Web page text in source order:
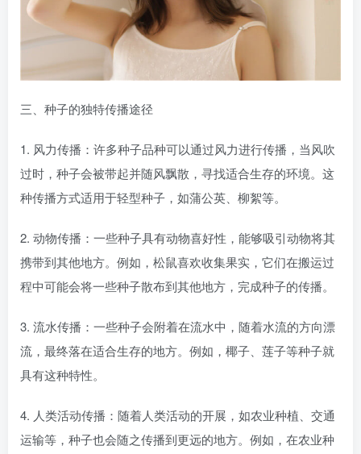
三、种子的独特传播途径
1. 风力传播：许多种子品种可以通过风力进行传播，当风吹
过时，种子会被带起并随风飘散，寻找适合生存的环境。这
种传播方式适用于轻型种子，如蒲公英、柳絮等。
2. 动物传播：一些种子具有动物喜好性，能够吸引动物将其
携带到其他地方。例如，松鼠喜欢收集果实，它们在搬运过
程中可能会将一些种子散布到其他地方，完成种子的传播。
3. 流水传播：一些种子会附着在流水中，随着水流的方向漂
流，最终落在适合生存的地方。例如，椰子、莲子等种子就
具有这种特性。
4. 人类活动传播：随着人类活动的开展，如农业种植、交通
运输等，种子也会随之传播到更远的地方。例如，在农业种